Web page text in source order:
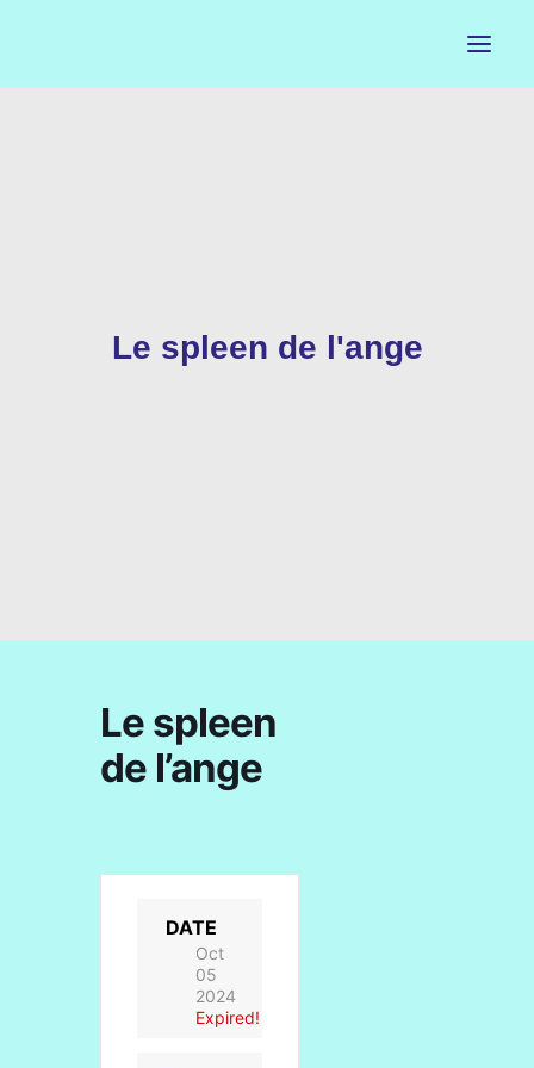
CALENDRIERLe spleen de l'ange
Le spleen
de l’ange
DATE
Oct
05
2024
Expired!